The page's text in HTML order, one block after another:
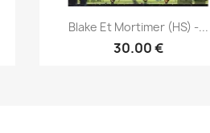
 نظرة سريعة
Blake Et Mortimer (HS) -...
30.00 €